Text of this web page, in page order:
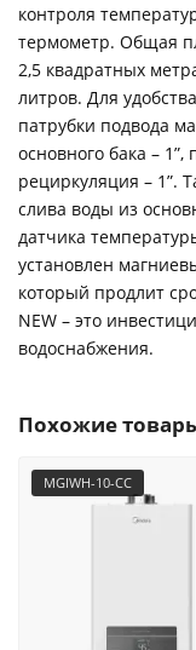
контроля
термометр. Общая
2,5 квадратных
литров. Для
патрубки подвода
основного бака –
рециркуляция – 1”.
слива воды из
датчика
установлен
который продлит
NEW – это
водоснабжения.
Похожие
MGIWH-10-CC